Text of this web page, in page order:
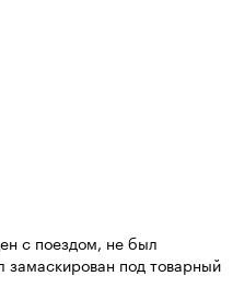
с поездом, не был
под товарный